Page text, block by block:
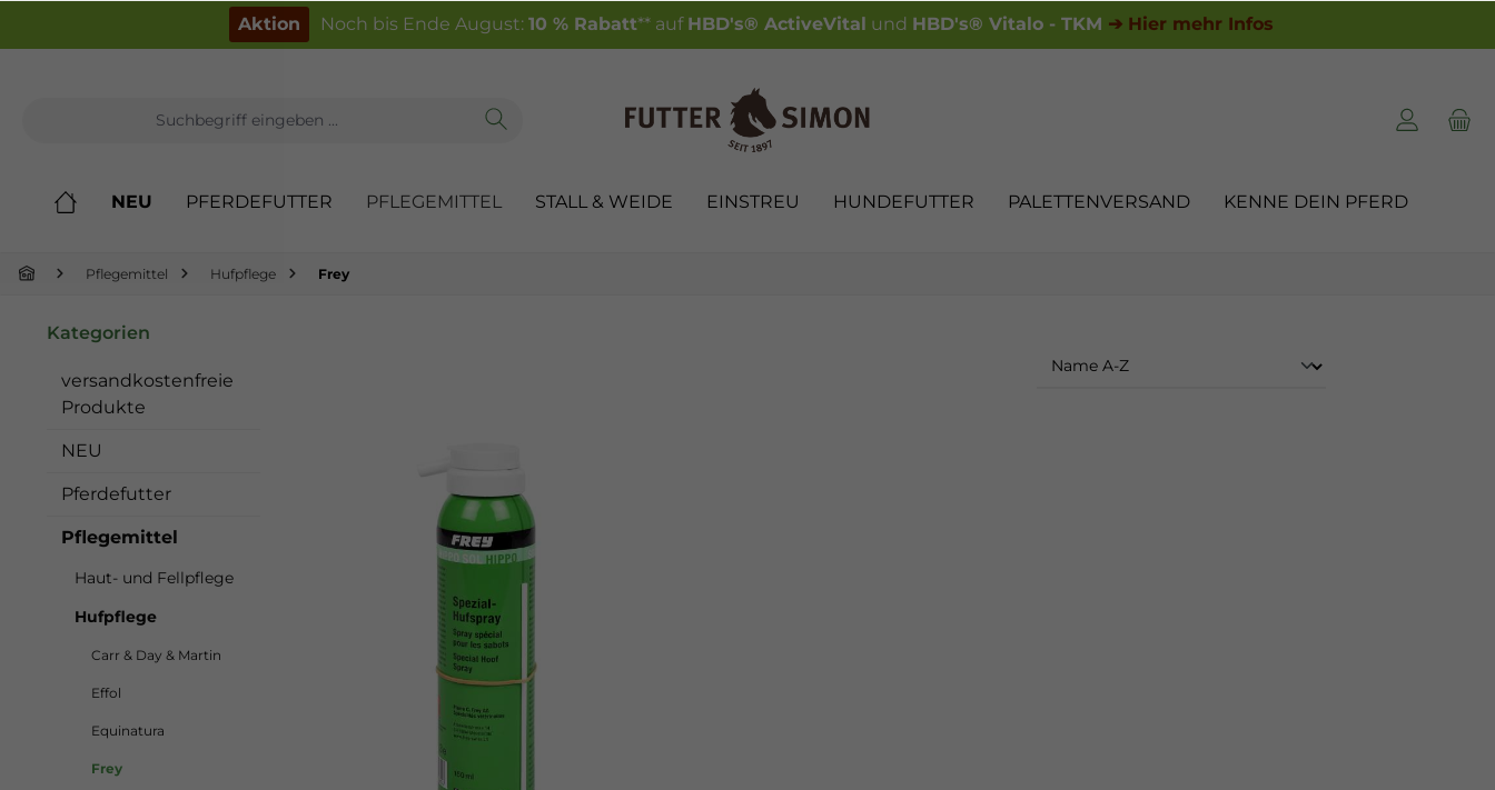
Aktion Noch bis Ende August: 10 % Rabatt** auf HBD's® ActiveVital und HBD's® Vitalo - TKM ➔ Hier mehr Infos
NEU PFERDEFUTTER PFLEGEMITTEL STALL & WEIDE EINSTREU HUNDEFUTTER PALETTENVERSAND KENNE DEIN PFERD
Pflegemittel Hufpflege Frey
Kategorien
versandkostenfreie
Produkte
NEU
Pferdefutter
Pflegemittel
Haut- und Fellpflege
Hufpflege
Carr & Day & Martin
Effol
Equinatura
Frey